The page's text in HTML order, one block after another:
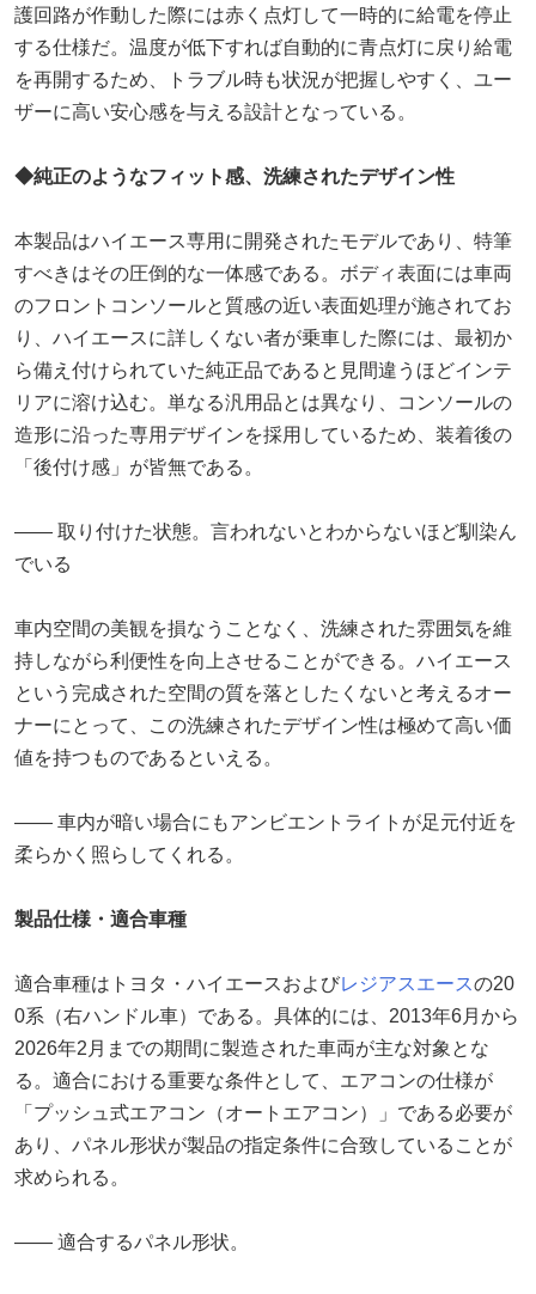
護回路が作動した際には赤く点灯して一時的に給電を停止
する仕様だ。温度が低下すれば自動的に青点灯に戻り給電
を再開するため、トラブル時も状況が把握しやすく、ユー
ザーに高い安心感を与える設計となっている。
◆純正のようなフィット感、洗練されたデザイン性
本製品はハイエース専用に開発されたモデルであり、特筆
すべきはその圧倒的な一体感である。ボディ表面には車両
のフロントコンソールと質感の近い表面処理が施されてお
り、ハイエースに詳しくない者が乗車した際には、最初か
ら備え付けられていた純正品であると見間違うほどインテ
リアに溶け込む。単なる汎用品とは異なり、コンソールの
造形に沿った専用デザインを採用しているため、装着後の
「後付け感」が皆無である。
―― 取り付けた状態。言われないとわからないほど馴染ん
でいる
車内空間の美観を損なうことなく、洗練された雰囲気を維
持しながら利便性を向上させることができる。ハイエース
という完成された空間の質を落としたくないと考えるオー
ナーにとって、この洗練されたデザイン性は極めて高い価
値を持つものであるといえる。
―― 車内が暗い場合にもアンビエントライトが足元付近を
柔らかく照らしてくれる。
製品仕様・適合車種
適合車種はトヨタ・ハイエースおよびレジアスエースの20
0系（右ハンドル車）である。具体的には、2013年6月から
2026年2月までの期間に製造された車両が主な対象とな
る。適合における重要な条件として、エアコンの仕様が
「プッシュ式エアコン（オートエアコン）」である必要が
あり、パネル形状が製品の指定条件に合致していることが
求められる。
―― 適合するパネル形状。